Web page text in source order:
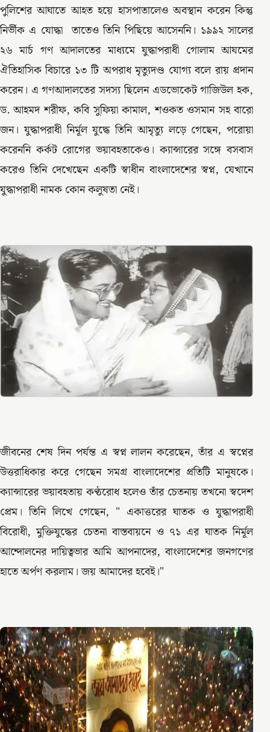
পুলিশের আঘাতে আহত হয়ে হাসপাতালেও অবস্থান করেন কিন্তু
নির্ভীক এ যোদ্ধা তাতেও তিনি পিছিয়ে আসেননি। ১৯৯২ সালের
২৬ মার্চ গণ আদালতের মাধ্যমে যুদ্ধাপরাধী গোলাম আযমের
ঐতিহাসিক বিচারে ১৩ টি অপরাধ মৃত্যুদণ্ড যোগ্য বলে রায় প্রদান
করেন। এ গণআদালতের সদস্য ছিলেন এডভোকেট গাজিউল হক,
ড. আহমদ শরীফ, কবি সুফিয়া কামাল, শওকত ওসমান সহ বারো
জন। যুদ্ধাপরাধী নির্মূল যুদ্ধে তিনি আমৃত্যু লড়ে গেছেন, পরোয়া
করেননি কর্কট রোগের ভয়াবহতাকেও। ক্যান্সারের সঙ্গে বসবাস
করেও তিনি দেখেছেন একটি স্বাধীন বাংলাদেশের স্বপ্ন, যেখানে
যুদ্ধাপরাধী নামক কোন কলুষতা নেই।
জীবনের শেষ দিন পর্যন্ত এ স্বপ্ন লালন করেছেন, তাঁর এ স্বপ্নের
উত্তরাধিকার করে গেছেন সমগ্র বাংলাদেশের প্রতিটি মানুষকে।
ক্যান্সারের ভয়াবহতায় কণ্ঠরোধ হলেও তাঁর চেতনায় তখনো স্বদেশ
প্রেম। তিনি লিখে গেছেন, " একাত্তরের ঘাতক ও যুদ্ধাপরাধী
বিরোধী, মুক্তিযুদ্ধের চেতনা বাস্তবায়নে ও ৭১ এর ঘাতক নির্মূল
আন্দোলনের দায়িত্বভার আমি আপনাদের, বাংলাদেশের জনগণের
হাতে অর্পণ করলাম। জয় আমাদের হবেই।"